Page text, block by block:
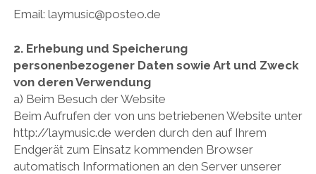
Email: laymusic@posteo.de
2. Erhebung und Speicherung
personenbezogener Daten sowie Art und Zweck
von deren Verwendung
a) Beim Besuch der Website
Beim Aufrufen der von uns betriebenen Website unter
http://laymusic.de werden durch den auf Ihrem
Endgerät zum Einsatz kommenden Browser
automatisch Informationen an den Server unserer